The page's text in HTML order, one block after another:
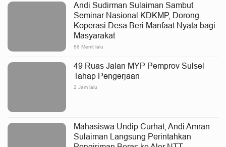
Andi Sudirman Sulaiman Sambut
Seminar Nasional KDKMP, Dorong
Koperasi Desa Beri Manfaat Nyata bagi
Masyarakat
56 Menit lalu
49 Ruas Jalan MYP Pemprov Sulsel
Tahap Pengerjaan
2 Jam lalu
Mahasiswa Undip Curhat, Andi Amran
Sulaiman Langsung Perintahkan